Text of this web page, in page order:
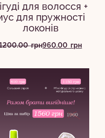
для волосся +
для пружності
локонів
грнОригінальна
960.00 грн
Поточна